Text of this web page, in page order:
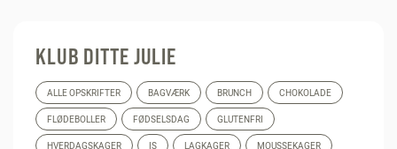
KLUB DITTE JULIE
ALLE OPSKRIFTER BAGVÆRK BRUNCH CHOKOLADE
FLØDEBOLLER FØDSELSDAG GLUTENFRI
HVERDAGSKAGER IS LAGKAGER MOUSSEKAGER